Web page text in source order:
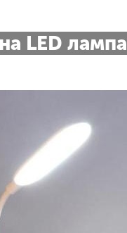
LED лампа